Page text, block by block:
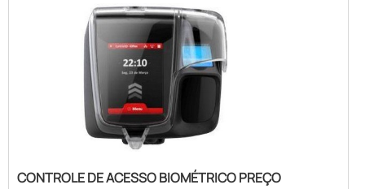
altamente qualificada para a produção dos
equipamentos, descobre o site da
Projectsec Sistemas de ...
CONTROLE DE ACESSO BIOMÉTRICO PREÇO